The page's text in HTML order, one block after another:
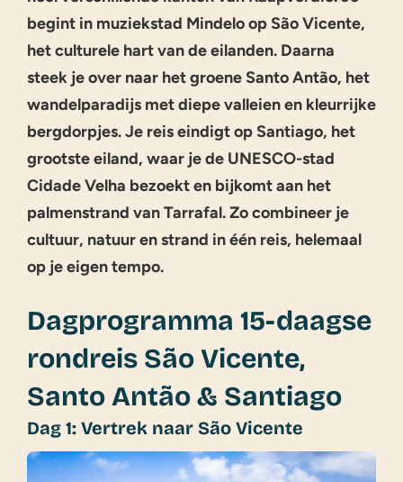
begint in muziekstad Mindelo op São Vicente,
het culturele hart van de eilanden. Daarna
steek je over naar het groene Santo Antão, het
wandelparadijs met diepe valleien en kleurrijke
bergdorpjes. Je reis eindigt op Santiago, het
grootste eiland, waar je de UNESCO-stad
Cidade Velha bezoekt en bijkomt aan het
palmenstrand van Tarrafal. Zo combineer je
cultuur, natuur en strand in één reis, helemaal
op je eigen tempo.
Dagprogramma 15-daagse
rondreis São Vicente,
Santo Antão & Santiago
Dag 1: Vertrek naar São Vicente